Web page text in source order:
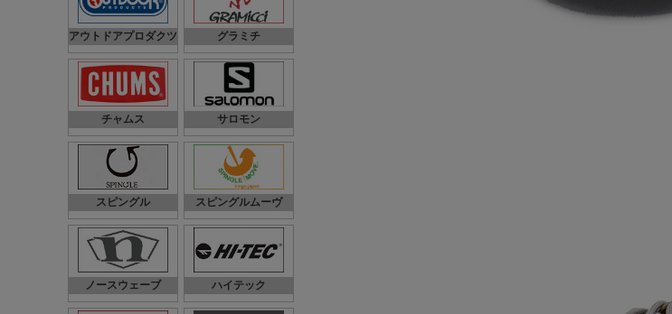
アウトドアプロダクツ グラミチ
チャムス サロモン
スピングル スピングルムーヴ
ノースウェーブ ハイテック